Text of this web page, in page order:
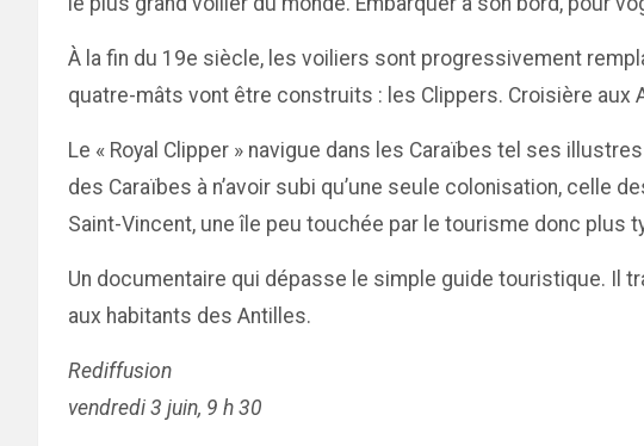
À la fin du 19e siècle, les voiliers sont progressivement
quatre-mâts vont être construits : les Clippers. Croisière aux
Le « Royal Clipper » navigue dans les Caraïbes tel ses
des Caraïbes à n’avoir subi qu’une seule colonisation, celle
Saint-Vincent, une île peu touchée par le tourisme donc plus
Un documentaire qui dépasse le simple guide touristique. Il
aux habitants des Antilles.
Rediffusion
vendredi 3 juin, 9 h 30